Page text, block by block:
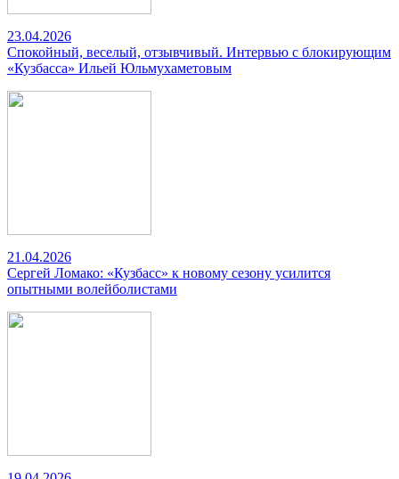
23.04.2026
Спокойный, веселый, отзывчивый. Интервью с блокирующим
«Кузбасса» Ильей Юльмухаметовым
21.04.2026
Сергей Ломако: «Кузбасс» к новому сезону усилится
опытными волейболистами